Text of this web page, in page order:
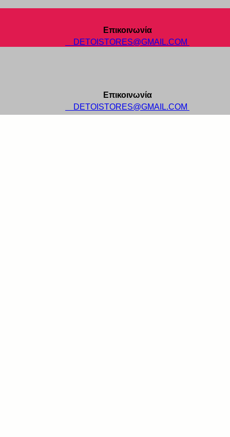
Επικοινωνία
DETOISTORES@GMAIL.COM
Επικοινωνία
DETOISTORES@GMAIL.COM